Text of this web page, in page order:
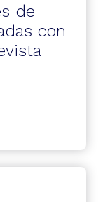
de
con